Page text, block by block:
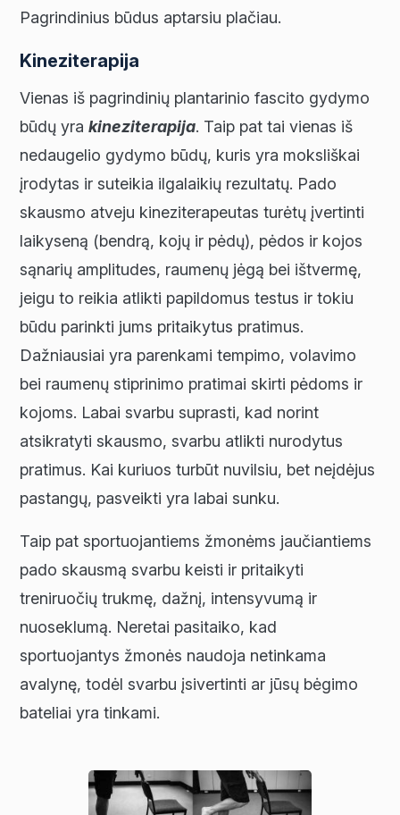
Pagrindinius būdus aptarsiu plačiau.
Kineziterapija
Vienas iš pagrindinių plantarinio fascito gydymo
būdų yrakineziterapija. Taip pat tai vienas iš
nedaugelio gydymo būdų, kuris yra moksliškai
įrodytas ir suteikia ilgalaikių rezultatų. Pado
skausmo atveju kineziterapeutas turėtų įvertinti
laikyseną (bendrą, kojų ir pėdų), pėdos ir kojos
sąnarių amplitudes, raumenų jėgą bei ištvermę,
jeigu to reikia atlikti papildomus testus ir tokiu
būdu parinkti jums pritaikytus pratimus.
Dažniausiai yra parenkami tempimo, volavimo
bei raumenų stiprinimo pratimai skirti pėdoms ir
kojoms. Labai svarbu suprasti, kad norint
atsikratyti skausmo, svarbu atlikti nurodytus
pratimus. Kai kuriuos turbūt nuvilsiu, bet neįdėjus
pastangų, pasveikti yra labai sunku.
Taip pat sportuojantiems žmonėms jaučiantiems
pado skausmą svarbu keisti ir pritaikyti
treniruočių trukmę, dažnį, intensyvumą ir
nuoseklumą. Neretai pasitaiko, kad
sportuojantys žmonės naudoja netinkama
avalynę, todėl svarbu įsivertinti ar jūsų bėgimo
bateliai yra tinkami.